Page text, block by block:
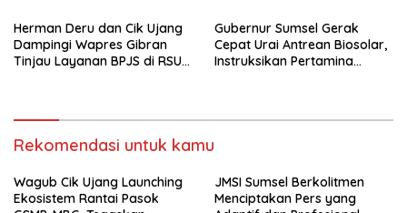
Herman Deru dan Cik Ujang
Dampingi Wapres Gibran
Tinjau Layanan BPJS di RSUD
Gubernur Sumsel Gerak
Cepat Urai Antrean Biosolar,
Instruksikan Pertamina
Rekomendasi untuk kamu
Wagub Cik Ujang Launching
Ekosistem Rantai Pasok
JMSI Sumsel Berkolitmen
Menciptakan Pers yang